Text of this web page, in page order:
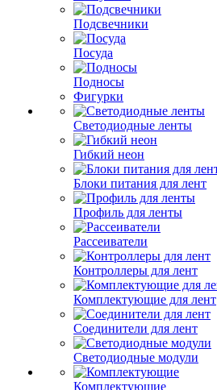
Подсвечники
Посуда
Подносы
Фигурки
Светодиодные ленты
Гибкий неон
Блоки питания для лент
Профиль для ленты
Рассеиватели
Контроллеры для лент
Комплектующие для лент
Соединители для лент
Светодиодные модули
Комплектующие